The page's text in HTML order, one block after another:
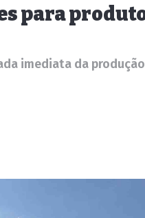
para
imediata da